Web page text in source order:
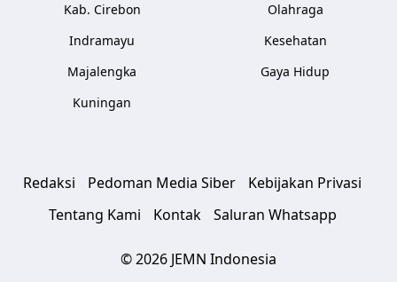
Kab. Cirebon
Indramayu
Majalengka
Kuningan
Olahraga
Kesehatan
Gaya Hidup
Redaksi Pedoman Media Siber
Kebijakan Privasi
Tentang Kami
Kontak Saluran Whatsapp
© 2026 JEMN Indonesia